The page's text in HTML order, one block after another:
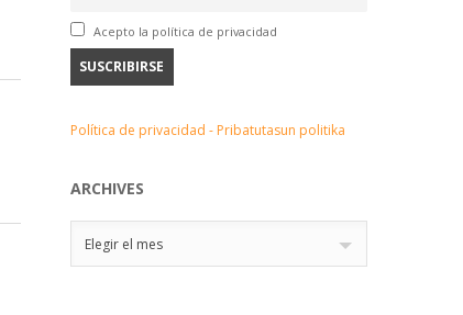
Acepto la política de privacidad
Política de privacidad - Pribatutasun politika
ARCHIVES
Elegir el mes